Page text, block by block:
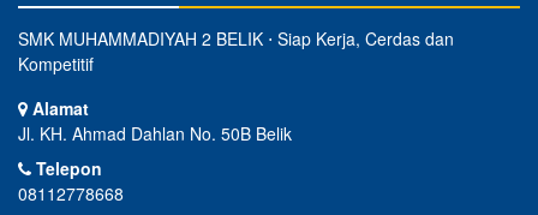
SMK MUHAMMADIYAH 2 BELIK ⋅ Siap Kerja, Cerdas dan
Kompetitif
Alamat
Jl. KH. Ahmad Dahlan No. 50B Belik
Telepon
08112778668